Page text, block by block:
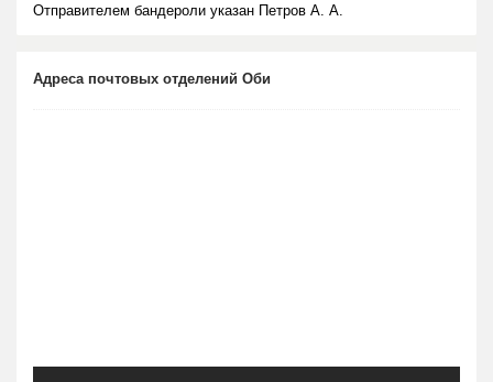
Отправителем бандероли указан Петров А. А.
Адреса почтовых отделений Оби